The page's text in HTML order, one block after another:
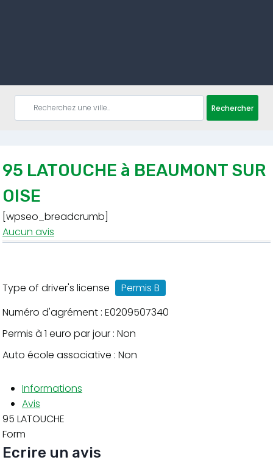
Rechercher
95 LATOUCHE à BEAUMONT SUR
OISE
[wpseo_breadcrumb]
Aucun avis
Type of driver's license
Permis B
Numéro d'agrément : E0209507340
Permis à 1 euro par jour : Non
Auto école associative : Non
Informations
Avis
95 LATOUCHE
Form
Ecrire un avis